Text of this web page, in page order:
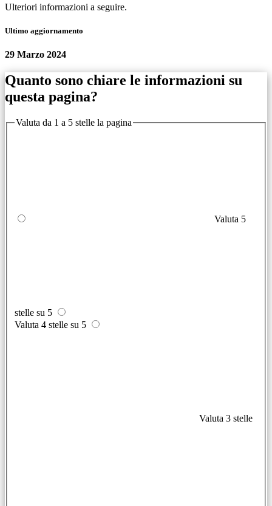
Ulteriori informazioni a seguire.
Ultimo aggiornamento
29 Marzo 2024
Quanto sono chiare le informazioni su
questa pagina?
Valuta da 1 a 5 stelle la pagina
Valuta 5
stelle su 5
Valuta 4 stelle su 5
Valuta 3 stelle